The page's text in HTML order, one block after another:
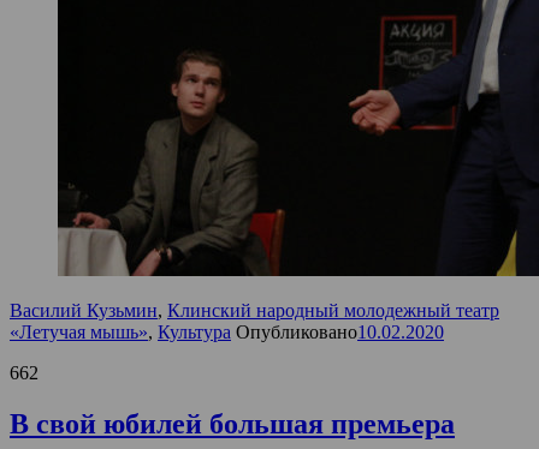
Василий Кузьмин, Клинский народный молодежный театр
«Летучая мышь», Культура Опубликовано10.02.2020
662
В свой юбилей большая премьера